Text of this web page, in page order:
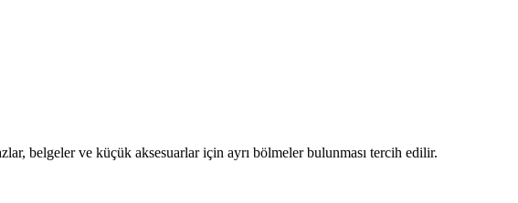
belgeler ve küçük aksesuarlar için ayrı bölmeler bulunması tercih edilir.